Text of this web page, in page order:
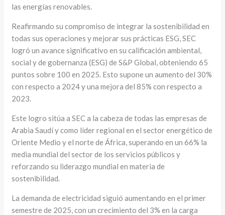
las energías renovables.
Reafirmando su compromiso de integrar la sostenibilidad en
todas sus operaciones y mejorar sus prácticas ESG, SEC
logró un avance significativo en su calificación ambiental,
social y de gobernanza (ESG) de S&P Global, obteniendo 65
puntos sobre 100 en 2025. Esto supone un aumento del 30%
con respecto a 2024 y una mejora del 85% con respecto a
2023.
Este logro sitúa a SEC a la cabeza de todas las empresas de
Arabia Saudí y como líder regional en el sector energético de
Oriente Medio y el norte de África, superando en un 66% la
media mundial del sector de los servicios públicos y
reforzando su liderazgo mundial en materia de
sostenibilidad.
La demanda de electricidad siguió aumentando en el primer
semestre de 2025, con un crecimiento del 3% en la carga